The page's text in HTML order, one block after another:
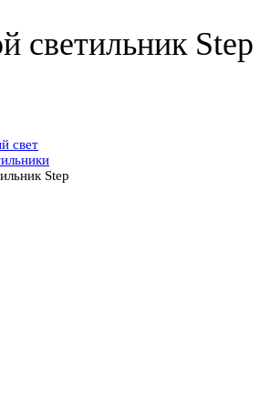
светильник Step
свет
Step